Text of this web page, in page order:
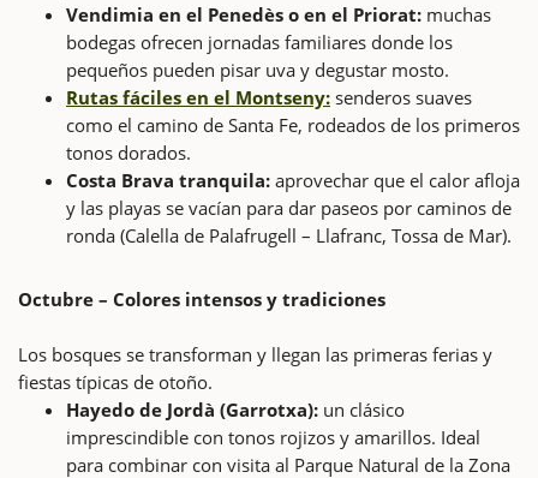
Vendimia en el Penedès o en el Priorat: muchas
bodegas ofrecen jornadas familiares donde los
pequeños pueden pisar uva y degustar mosto.
Rutas fáciles en el Montseny: senderos suaves
como el camino de Santa Fe, rodeados de los primeros
tonos dorados.
Costa Brava tranquila: aprovechar que el calor afloja
y las playas se vacían para dar paseos por caminos de
ronda (Calella de Palafrugell – Llafranc, Tossa de Mar).
Octubre – Colores intensos y tradiciones
Los bosques se transforman y llegan las primeras ferias y
fiestas típicas de otoño.
Hayedo de Jordà (Garrotxa): un clásico
imprescindible con tonos rojizos y amarillos. Ideal
para combinar con visita al Parque Natural de la Zona